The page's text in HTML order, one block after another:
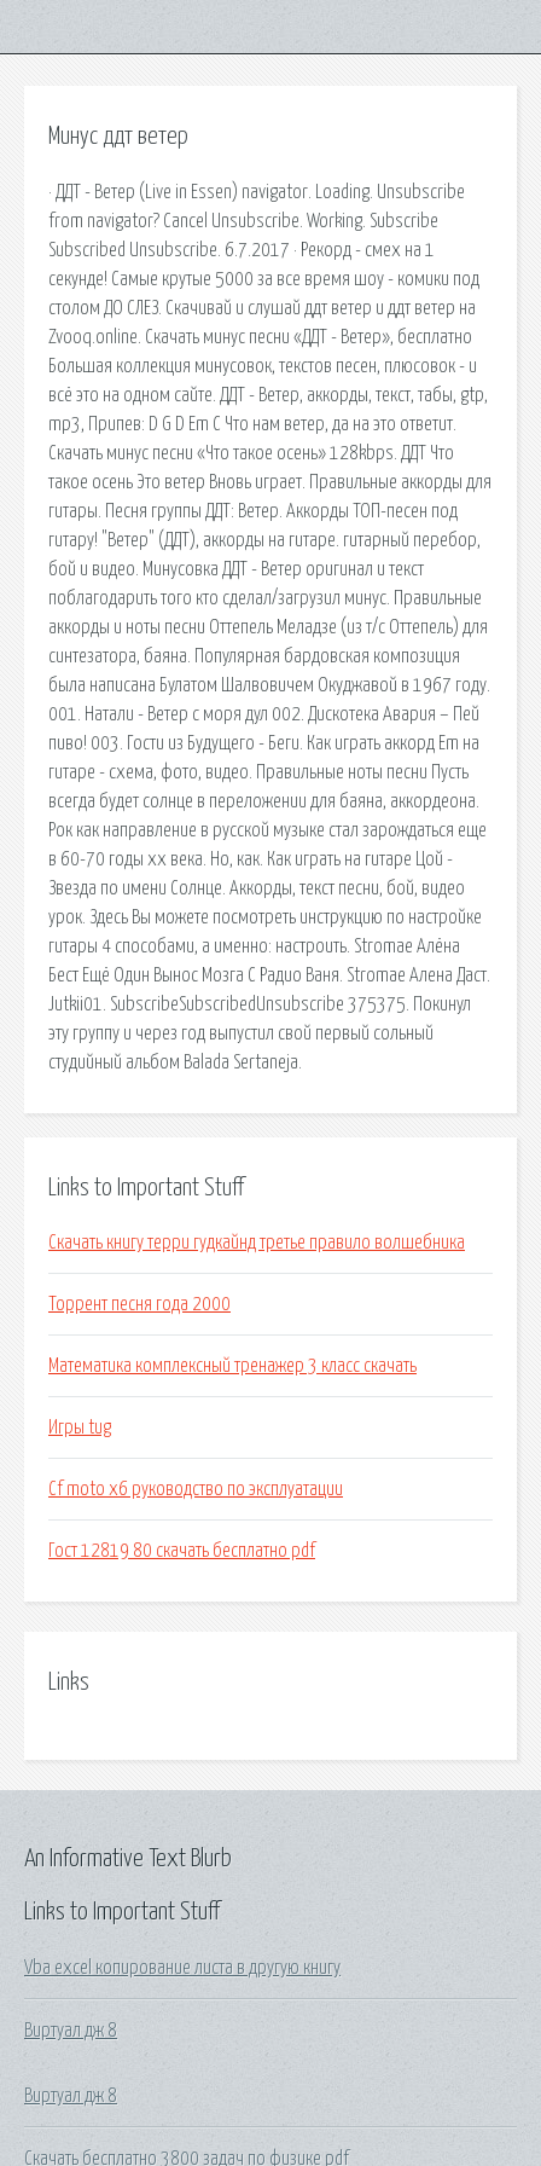
Минус ддт ветер
· ДДТ - Ветер (Live in Essen) navigator. Loading. Unsubscribe
from navigator? Cancel Unsubscribe. Working. Subscribe
Subscribed Unsubscribe. 6.7.2017 · Рекорд - смех на 1
секунде! Самые крутые 5000 за все время шоу - комики под
столом ДО СЛЕЗ. Скачивай и слушай ддт ветер и ддт ветер на
Zvooq.online. Скачать минус песни «ДДТ - Ветер», бесплатно
Большая коллекция минусовок, текстов песен, плюсовок - и
всё это на одном сайте. ДДТ - Ветер, аккорды, текст, табы, gtp,
mp3, Припев: D G D Em C Что нам ветер, да на это ответит.
Скачать минус песни «Что такое осень» 128kbps. ДДТ Что
такое осень Это ветер Вновь играет. Правильные аккорды для
гитары. Песня группы ДДТ: Ветер. Аккорды ТОП-песен под
гитару! "Ветер" (ДДТ), аккорды на гитаре. гитарный перебор,
бой и видео. Минусовка ДДТ - Ветер оригинал и текст
поблагодарить того кто сделал/загрузил минус. Правильные
аккорды и ноты песни Оттепель Меладзе (из т/с Оттепель) для
синтезатора, баяна. Популярная бардовская композиция
была написана Булатом Шалвовичем Окуджавой в 1967 году.
001. Натали - Ветер с моря дул 002. Дискотека Авария – Пей
пиво! 003. Гости из Будущего - Беги. Как играть аккорд Em на
гитаре - схема, фото, видео. Правильные ноты песни Пусть
всегда будет солнце в переложении для баяна, аккордеона.
Рок как направление в русской музыке стал зарождаться еще
в 60-70 годы xx века. Но, как. Как играть на гитаре Цой -
Звезда по имени Солнце. Аккорды, текст песни, бой, видео
урок. Здесь Вы можете посмотреть инструкцию по настройке
гитары 4 способами, а именно: настроить. Stromae Алёна
Бест Ещё Один Вынос Мозга С Радио Ваня. Stromae Алена Даст.
Jutkii01. SubscribeSubscribedUnsubscribe 375375. Покинул
эту группу и через год выпустил свой первый сольный
студийный альбом Balada Sertaneja.
Links to Important Stuff
Скачать книгу терри гудкайнд третье правило волшебника
Торрент песня года 2000
Математика комплексный тренажер 3 класс скачать
Игры tug
Cf moto x6 руководство по эксплуатации
Гост 12819 80 скачать бесплатно pdf
Links
Links to Important Stuff
Vba excel копирование листа в другую книгу
Виртуал дж 8
Виртуал дж 8
Скачать бесплатно 3800 задач по физике pdf
An Informative Text Blurb